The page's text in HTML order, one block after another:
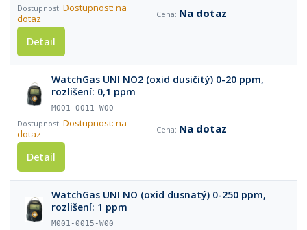
Dostupnost: na
dotaz
Na dotaz
Detail
WatchGas UNI NO2 (oxid dusičitý) 0-20 ppm,
rozlišení: 0,1 ppm
M001-0011-W00
Dostupnost: na
dotaz
Na dotaz
Detail
WatchGas UNI NO (oxid dusnatý) 0-250 ppm,
rozlišení: 1 ppm
M001-0015-W00